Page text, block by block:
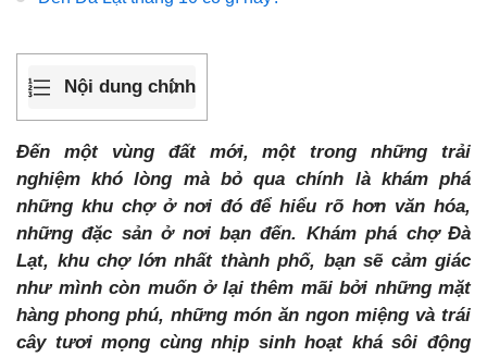
Nội dung chính
Đến một vùng đất mới, một trong những trải
nghiệm khó lòng mà bỏ qua chính là khám phá
những khu chợ ở nơi đó để hiểu rõ hơn văn hóa,
những đặc sản ở nơi bạn đến. Khám phá chợ Đà
Lạt, khu chợ lớn nhất thành phố, bạn sẽ cảm giác
như mình còn muốn ở lại thêm mãi bởi những mặt
hàng phong phú, những món ăn ngon miệng và trái
cây tươi mọng cùng nhịp sinh hoạt khá sôi động